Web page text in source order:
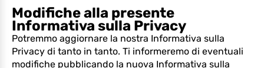
Modifiche alla presente
Informativa sulla Privacy
Potremmo aggiornare la nostra Informativa sulla
Privacy di tanto in tanto. Ti informeremo di eventuali
modifiche pubblicando la nuova Informativa sulla